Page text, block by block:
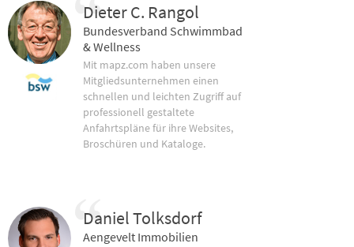
Dieter C. Rangol
Bundesverband Schwimmbad
& Wellness
Mit mapz.com haben unsere
Mitgliedsunternehmen einen
schnellen und leichten Zugriff auf
professionell gestaltete
Anfahrtspläne für ihre Websites,
Broschüren und Kataloge.
Daniel Tolksdorf
Aengevelt Immobilien